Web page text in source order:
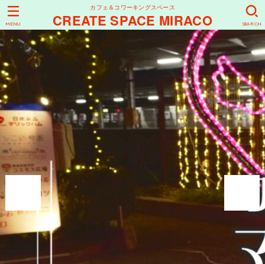
カフェ＆コワーキングスペース
CREATE SPACE MIRACO SEARCH
MENU